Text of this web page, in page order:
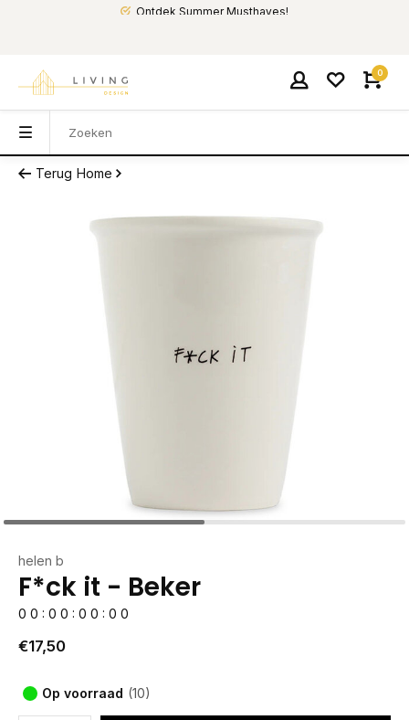
Ontdek Summer Musthaves!
0
Terug Home
helen b
F*ck it - Beker
0 0 : 0 0 : 0 0 : 0 0
€17,50
Op voorraad (10)